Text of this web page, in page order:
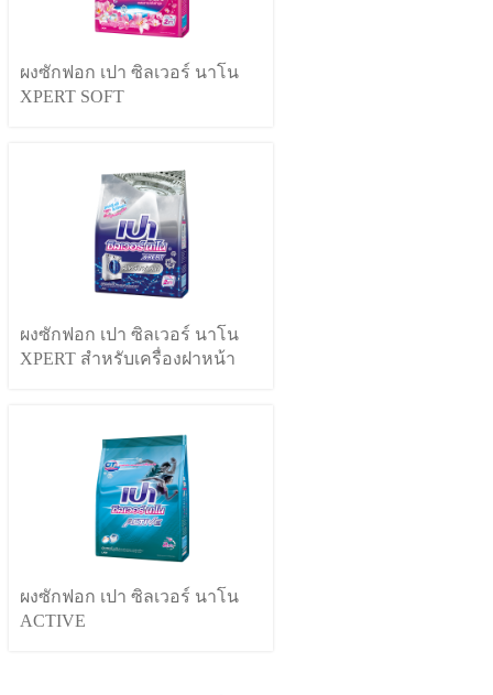
ผงซักฟอก เปา ซิลเวอร์ นาโน
XPERT SOFT
ผงซักฟอก เปา ซิลเวอร์ นาโน
XPERT สำหรับเครื่องฝาหน้า
ผงซักฟอก เปา ซิลเวอร์ นาโน
ACTIVE